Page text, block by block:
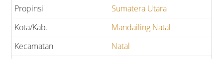
Sumatera Utara
Mandailing Natal
Natal